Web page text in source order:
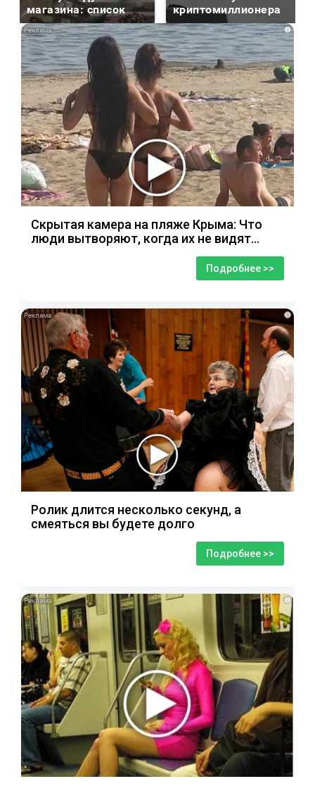
магазина: список
криптомиллионера
i
Скрытая камера на пляже Крыма: Что
люди вытворяют, когда их не видят...
Подробнее >>
i
Ролик длится несколько секунд, а
смеяться вы будете долго
Подробнее >>
i